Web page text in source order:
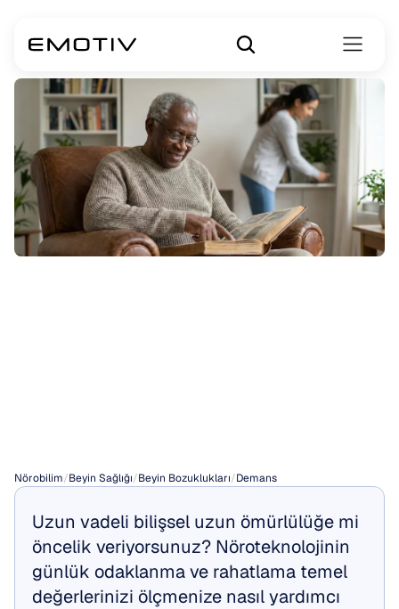
Nörobilim/Beyin Sağlığı/Beyin Bozuklukları/Demans
Uzun vadeli bilişsel uzun ömürlülüğe mi
öncelik veriyorsunuz? Nöroteknolojinin
günlük odaklanma ve rahatlama temel
değerlerinizi ölçmenize nasıl yardımcı